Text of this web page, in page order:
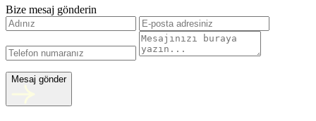
Bize mesaj gönderin
Mesaj gönder